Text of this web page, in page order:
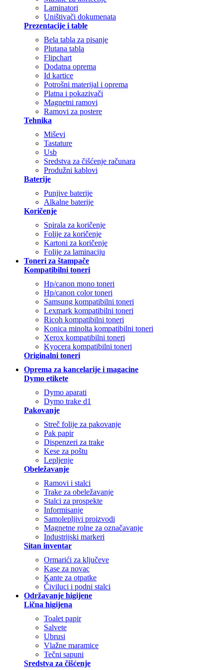
Laminatori
Uništivači dokumenata
Prezentacije i table
Bela tabla za pisanje
Plutana tabla
Flipchart
Dodatna oprema
Id kartice
Potrošni materijal i oprema
Platna i pokazivači
Magnetni ramovi
Ramovi za postere
Tehnika
Miševi
Tastature
Usb
Sredstva za čišćenje računara
Produžni kablovi
Baterije
Punjive baterije
Alkalne baterije
Koričenje
Spirala za koričenje
Folije za koričenje
Kartoni za koričenje
Folije za laminaciju
Toneri za štampače
Kompatibilni toneri
Hp/canon mono toneri
Hp/canon color toneri
Samsung kompatibilni toneri
Lexmark kompatibilni toneri
Ricoh kompatibilni toneri
Konica minolta kompatibilni toneri
Xerox kompatibilni toneri
Kyocera kompatibilni toneri
Originalni toneri
Oprema za kancelarije i magacine
Dymo etikete
Dymo aparati
Dymo trake d1
Pakovanje
Streč folije za pakovanje
Pak papir
Dispenzeri za trake
Kese za poštu
Lepljenje
Obeležavanje
Ramovi i stalci
Trake za obeležavanje
Stalci za prospekte
Informisanje
Samolepljivi proizvodi
Magnetne rolne za označavanje
Industrijski markeri
Sitan inventar
Ormarići za ključeve
Kase za novac
Kante za otpatke
Čiviluci i podni stalci
Održavanje higijene
Lična higijena
Toalet papir
Salvete
Ubrusi
Vlažne maramice
Tečni sapuni
Sredstva za čišćenje